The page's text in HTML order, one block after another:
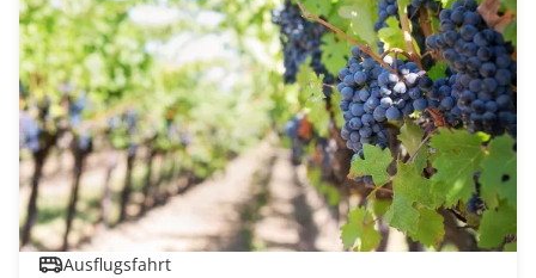
Ausflugsfahrt